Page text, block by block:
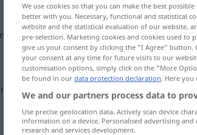
, tooverwhelmsbwith
FIG
Arbeit,
, toheapsth(up)onsb
We use cookies so that you can make the best
better with you. Necessary, functional and statistical
website and the statistical evaluation of our website,
pre-selection. Marketing cookies and cookies used
give us your consent by clicking the "I Agree"
your consent at any time for future visits to our
customisation options, simply click on the "More
be found in our data protection declaration. Here
We and our partners process data to
Use precise geolocation data. Actively scan device
information on a device. Personalised advertising
research and services development.